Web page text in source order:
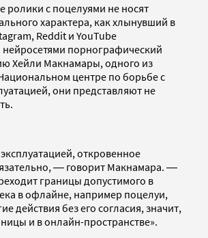
ролики с поцелуями не носят
характера, как хлынувший в
Reddit и YouTube
порнографический
Хейли Макнамары, одного из
центре по борьбе с
они представляют не
откровенное
― говорит Макнамара. ―
границы допустимого в
в офлайне, например поцелуи,
действия без его согласия, значит,
и в онлайн-пространстве».